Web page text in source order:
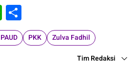
WhatsApp
PKK Zulva Fadhil
Tim Redaksi